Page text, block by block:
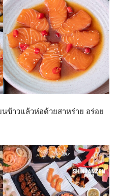
ข้าวแล้วห่อด้วยสาหร่าย อร่อย